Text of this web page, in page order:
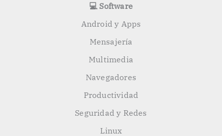
💻 Software
Android y Apps
Mensajería
Multimedia
Navegadores
Productividad
Seguridad y Redes
Linux